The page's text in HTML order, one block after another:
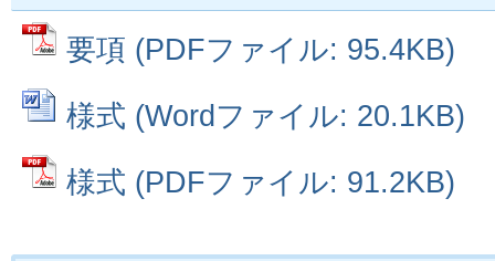
要項 (PDFファイル: 95.4KB)
様式 (Wordファイル: 20.1KB)
様式 (PDFファイル: 91.2KB)